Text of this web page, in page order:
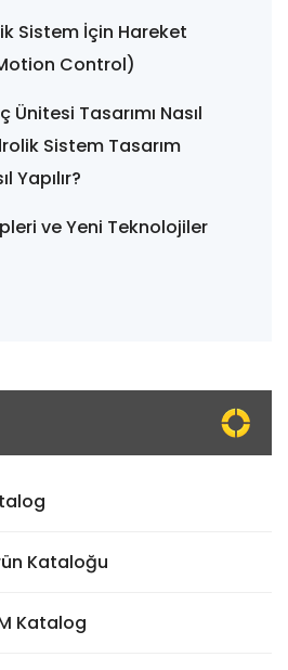
Sistem İçin Hareket
Control)
Ünitesi Tasarımı Nasıl
Sistem Tasarım
Yapılır?
ve Yeni Teknolojiler
Kataloğu
Katalog